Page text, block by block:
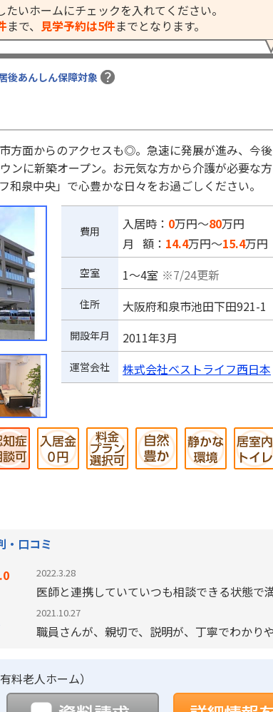
いホームにチェックを入れてください。
まで、 見学予約は5件までとなります。
後あんしん保障対象
方面からのアクセスも◎。急速に発展が進み、今
ンに新築オープン。お元気な方から介護が必要な
泉中央」で心豊かな日々をお過ごしください。
費用 入居時： 0万円～80万円
月 額： 14.4万円～15.4万円
空室 1～4室 ※7/24更新
住所 大阪府和泉市池田下田921-1
開設年月 2011年3月
運営会社 株式会社ベストライフ西日本
・口コミ
2022.3.28
医師と連携していていつも相談できる状態で
2021.10.27
職員さんが、親切で、説明が、丁寧でわかり
ているので、おいしそう
料老人ホーム）
見学予約
資料請求